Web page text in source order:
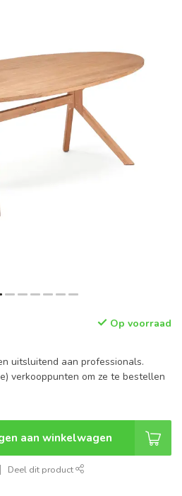
Op voorraad
uitsluitend aan professionals.
verkooppunten om ze te bestellen
aan winkelwagen
Deel dit product